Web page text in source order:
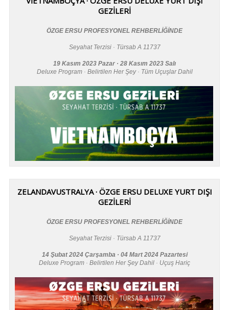
GEZİLERİ
ÖZGE ERSU PROFESYONEL REHBERLİĞİNDE
Seyahat Terzisi · Türsab A 11737
19 Kasım 2023 Pazar · 28 Kasım 2023 Salı
Deluxe Program · Belirtilen Her Şey · Tüm Uçuşlar Dahil
ZELANDAVUSTRALYA · ÖZGE ERSU DELUXE YURT DIŞI
GEZİLERİ
ÖZGE ERSU PROFESYONEL REHBERLİĞİNDE
Seyahat Terzisi · Türsab A 11737
14 Şubat 2024 Çarşamba · 04 Mart 2024 Pazartesi
Deluxe Program · Belirtilen Her Şey Dahil · Uçuş Hariç